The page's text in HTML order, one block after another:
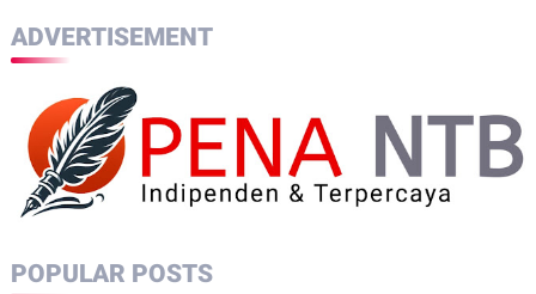
ADVERTISEMENT
POPULAR POSTS